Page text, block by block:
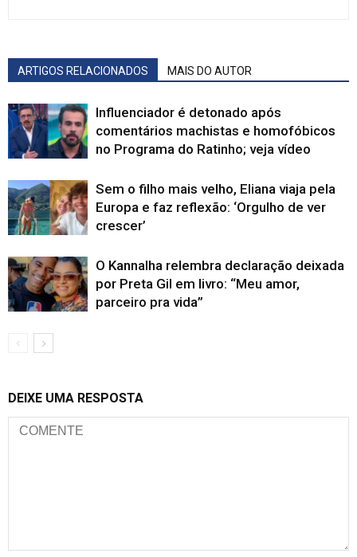
ARTIGOS RELACIONADOS MAIS DO AUTOR
Influenciador é detonado após
comentários machistas e homofóbicos
no Programa do Ratinho; veja vídeo
Sem o filho mais velho, Eliana viaja pela
Europa e faz reflexão: ‘Orgulho de ver
crescer’
O Kannalha relembra declaração deixada
por Preta Gil em livro: “Meu amor,
parceiro pra vida”
DEIXE UMA RESPOSTA